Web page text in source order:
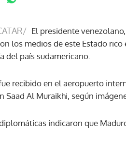
El presidente
los medios de este Estado
del país sudamericano.
recibido en el aeropuerto
Saad Al Muraikhi, según
indicaron que